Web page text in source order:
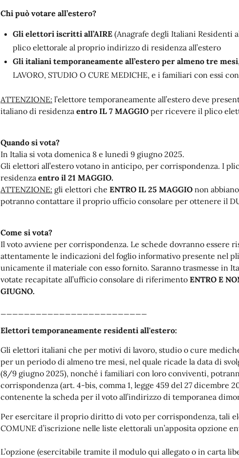
Chi può votare all’estero?
Gli elettori iscritti all’AIRE(Anagrafe degli Italiani Residenti
plico elettorale al proprio indirizzo di residenza all’estero
Gli italiani temporaneamente all’estero per almeno tre mesi
LAVORO, STUDIO O CURE MEDICHE, e i familiari con essi
ATTENZIONE: l’elettore temporaneamente all’estero deve
italiano di residenza entro IL 7 MAGGIO per ricevere il plico
Quando si vota?
In Italia si vota domenica 8 e lunedì 9 giugno 2025.
Gli elettori all’estero votano in anticipo, per corrispondenza. I
residenza entro il 21 MAGGIO.
ATTENZIONE: gli elettori che ENTRO IL 25 MAGGIO non
potranno contattare il proprio ufficio consolare per ottenere il
Come si vota?
Il voto avviene per corrispondenza. Le schede dovranno essere
attentamente le indicazioni del foglio informativo presente nel
unicamente il materiale con esso fornito. Saranno trasmesse in
votate recapitate all’ufficio consolare di riferimento ENTRO E
GIUGNO.
Elettori temporaneamente residenti all'estero:
Gli elettori italiani che per motivi di lavoro, studio o cure
per un periodo di almeno tre mesi, nel quale ricade la data di
(8/9 giugno 2025), nonché i familiari con loro conviventi,
corrispondenza (art. 4-bis, comma 1, legge 459 del 27 dicembre
contenente la scheda per il voto all’indirizzo di temporanea
Per esercitare il proprio diritto di voto per corrispondenza, tali
COMUNE d’iscrizione nelle liste elettorali un’apposita opzione
L’opzione (esercitabile tramite il modulo qui allegato o in carta